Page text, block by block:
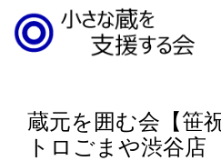
蔵元を囲む会【笹
トロごまや渋谷店